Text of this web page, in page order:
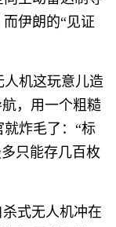
伊朗的“见证
机这玩意儿造
，用一个粗糙
炸毛了：“标
只能存几百枚
式无人机冲在